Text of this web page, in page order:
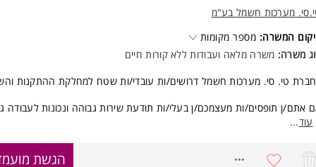
מערכות חשמל בע"מ
המשרה: מספר מקומות
משרה: משרה מלאה ועבודות ללא קורות חיים
טי. סי. מערכות חשמל דרושים/ות עובדי/ות שטח למחלקת ההתקנות
אתם/ן תופסים/ות מעצמכם/ן בעלי/ות תודעת שירות גבוהה ונכונות לעבודה
אנחנו מחפשים אתכם/ן.
עוד...
הגשת